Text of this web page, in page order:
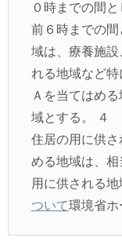
０時までの間
前６時までの
域は、療養施
れる地域など
Ａを当てはめ
域とする。 ４
住居の用に供
める地域は、
用に供される地
ついて環境省ホ